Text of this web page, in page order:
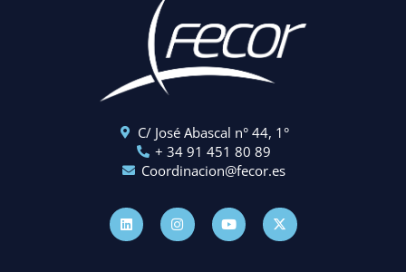
C/ José Abascal n° 44, 1°
+ 34 91 451 80 89
Coordinacion@fecor.es
L
i
n
k
I
n
s
t
Y
o
u
t
X
-
t
w